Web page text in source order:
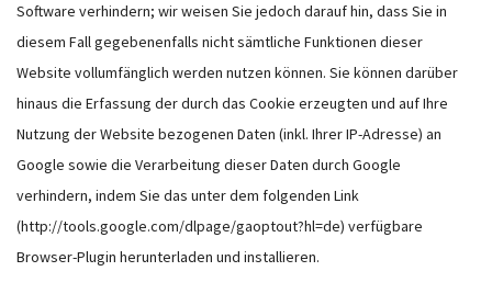
Software verhindern; wir weisen Sie jedoch darauf hin, dass Sie in
diesem Fall gegebenenfalls nicht sämtliche Funktionen dieser
Website vollumfänglich werden nutzen können. Sie können darüber
hinaus die Erfassung der durch das Cookie erzeugten und auf Ihre
Nutzung der Website bezogenen Daten (inkl. Ihrer IP-Adresse) an
Google sowie die Verarbeitung dieser Daten durch Google
verhindern, indem Sie das unter dem folgenden Link
(http://tools.google.com/dlpage/gaoptout?hl=de) verfügbare
Browser-Plugin herunterladen und installieren.